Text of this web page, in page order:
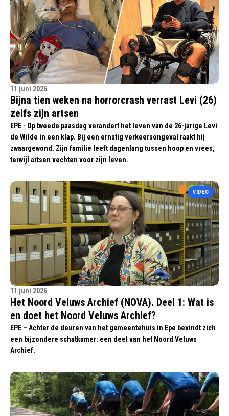
11 juni 2026
Bijna tien weken na horrorcrash verrast Levi (26)
zelfs zijn artsen
EPE - Op tweede paasdag verandert het leven van de 26-jarige Levi
de Wilde in een klap. Bij een ernstig verkeersongeval raakt hij
zwaargewond. Zijn familie leeft dagenlang tussen hoop en vrees,
terwijl artsen vechten voor zijn leven.
VIDEO
11 juni 2026
Het Noord Veluws Archief (NOVA). Deel 1: Wat is
en doet het Noord Veluws Archief?
EPE – Achter de deuren van het gemeentehuis in Epe bevindt zich
een bijzondere schatkamer: een deel van het Noord Veluws
Archief.